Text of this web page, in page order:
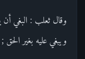
وقال ثعلب : البغي أن
ويبغي عليه بغير